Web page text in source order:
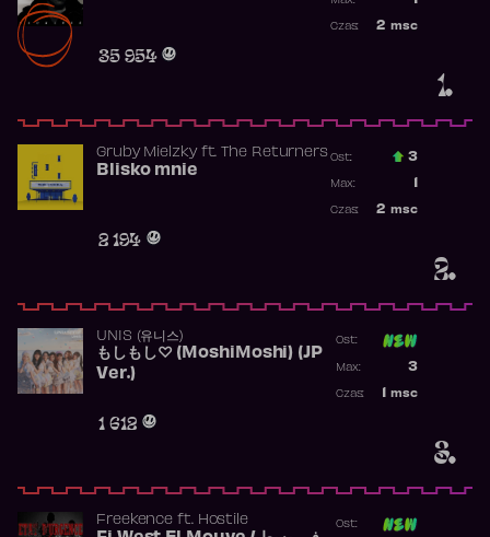
1.
35 954
2 msc
Czas:
2.
Gruby Mielzkyft. The Returners
Blisko mnie
2 194
Ost.: 3
Max:
2 msc
Czas:
3.
UNIS (유니스)
もしもし♡ (MoshiMoshi) (JP
Ver.)
1 612
Ost:
3
Max:
msc
Czas:
Freekence ft. Hostile Ost: